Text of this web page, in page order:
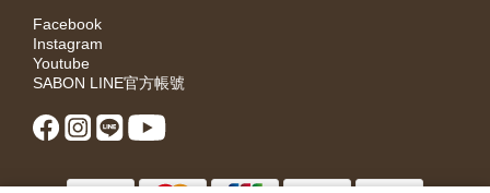
Facebook
Instagram
Youtube
SABON LINE官方帳號